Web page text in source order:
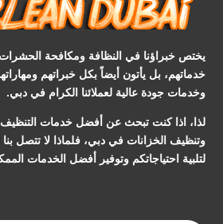
يختص خبراؤنا في النظافة ومكافحة
خدماتهم، بل يأتون أيضاً بكل خبراتهم
وخدمات جودة عالية لعملائنا الكرام في دبي.
لذا، اذا كنت تبحث عن أفضل خدمات
وتنظيف الخزانات في دبي، فلماذا لا تتصل
لتلبية احتياجاتكم وتوفير أفضل الخدمات